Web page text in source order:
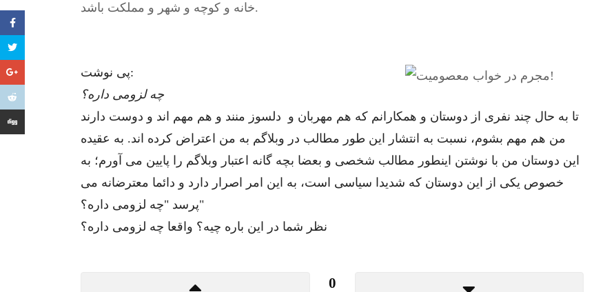
خانه و کوچه و شهر و مملکت باشد.
پی نوشت:
چه لزومی داره؟
تا به حال چند نفری از دوستان و همکارانم که هم مهربان و دلسوز منند و هم مهم اند و دوست دارند
من هم مهم بشوم، نسبت به انتشار این طور مطالب در وبلاگم به من اعتراض کرده اند. به عقیده
این دوستان من با نوشتن اینطور مطالب شخصی و بعضا بچه گانه اعتبار وبلاگم را پایین می آورم؛ به
خصوص یکی از این دوستان که شدیدا سیاسی است، به این امر اصرار دارد و دائما معترضانه می
پرسد "چه لزومی داره؟"
نظر شما در این باره چیه؟ واقعا چه لزومی داره؟
0